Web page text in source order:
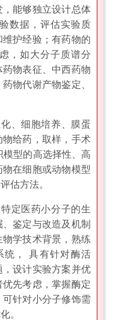
能够独立设计总体
数据，评估实验质
护经验；有药物的
，如大分子质谱分
物表征、中西药物
物代谢产物鉴定、
、细胞培养、膜蛋
给药，取样，手术
模型的高选择性、高
在细胞或动物模型
估方法。
定医药小分子的生
鉴定与改造及机制
学技术背景，熟练
统， 具有针对酶活
设计实验方案并优
先考虑，掌握酶定
针对小分子修饰需
。